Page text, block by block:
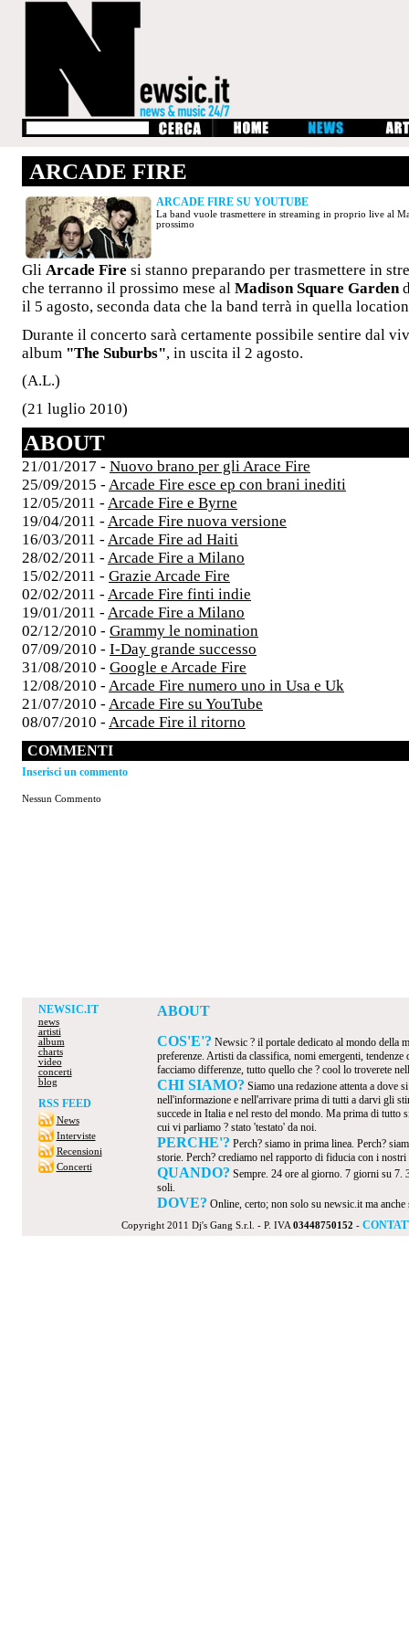
ARCADE FIRE
ARCADE FIRE SU YOUTUBE
La band vuole trasmettere in streaming in proprio live al
prossimo
Gli Arcade Fire si stanno preparando per trasmettere in
che terranno il prossimo mese al Madison Square Garden
il 5 agosto, seconda data che la band terrà in quella
Durante il concerto sarà certamente possibile sentire dal
album "The Suburbs", in uscita il 2 agosto.
(A.L.)
(21 luglio 2010)
ABOUT
21/01/2017 - Nuovo brano per gli Arace Fire
25/09/2015 - Arcade Fire esce ep con brani inediti
12/05/2011 - Arcade Fire e Byrne
19/04/2011 - Arcade Fire nuova versione
16/03/2011 - Arcade Fire ad Haiti
28/02/2011 - Arcade Fire a Milano
15/02/2011 - Grazie Arcade Fire
02/02/2011 - Arcade Fire finti indie
19/01/2011 - Arcade Fire a Milano
02/12/2010 - Grammy le nomination
07/09/2010 - I-Day grande successo
31/08/2010 - Google e Arcade Fire
12/08/2010 - Arcade Fire numero uno in Usa e Uk
21/07/2010 - Arcade Fire su YouTube
08/07/2010 - Arcade Fire il ritorno
COMMENTI
Inserisci un commento
Nessun Commento
NEWSIC.IT
news
artisti
album
charts
video
concerti
blog
RSS FEED
News
Interviste
Recensioni
Concerti
ABOUT
COS'E'? Newsic ? il portale dedicato al mondo della
preferenze. Artisti da classifica, nomi emergenti, tendenze
facciamo differenze, tutto quello che ? cool lo troverete
CHI SIAMO? Siamo una redazione attenta a dove
nell'informazione e nell'arrivare prima di tutti a darvi gli
succede in Italia e nel resto del mondo. Ma prima di tutto
cui vi parliamo ? stato 'testato' da noi.
PERCHE'? Perch? siamo in prima linea. Perch?
storie. Perch? crediamo nel rapporto di fiducia con i
QUANDO? Sempre. 24 ore al giorno. 7 giorni su 7.
soli.
DOVE? Online, certo; non solo su newsic.it ma
Copyright 2011 Dj's Gang S.r.l. - P. IVA 03448750152 -